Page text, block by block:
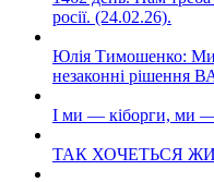
росії. (24.02.26).
Юлія Тимошенко: Ми
незаконні рішення
І ми — кіборги, ми
ТАК ХОЧЕТЬСЯ